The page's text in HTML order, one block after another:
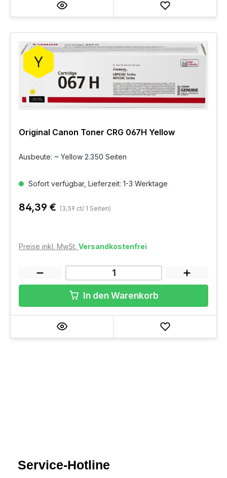
Original Canon Toner CRG 067H Yellow
Ausbeute: ~ Yellow 2.350 Seiten
Sofort verfügbar, Lieferzeit: 1-3 Werktage
84,39 € (3,59 ct/ 1 Seiten)
Preise inkl. MwSt. Versandkostenfrei
In den Warenkorb
Service-Hotline